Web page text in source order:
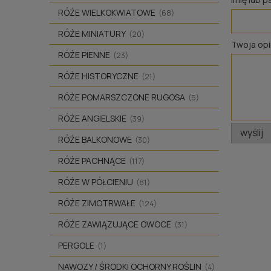
RÓŻE WIELKOKWIATOWE (68)
RÓŻE MINIATURY (20)
RÓŻE PIENNE (23)
RÓŻE HISTORYCZNE (21)
RÓŻE POMARSZCZONE RUGOSA (5)
RÓŻE ANGIELSKIE (39)
RÓŻE BALKONOWE (30)
RÓŻE PACHNĄCE (117)
RÓŻE W PÓŁCIENIU (81)
RÓŻE ZIMOTRWAŁE (124)
RÓŻE ZAWIĄZUJĄCE OWOCE (31)
PERGOLE (1)
NAWOZY / ŚRODKI OCHORNY ROŚLIN (4)
Twoja
wyślij